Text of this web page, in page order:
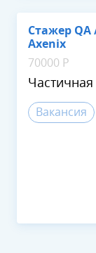
Стажер
Axenix
70000 Р
Частичная
Вакансия